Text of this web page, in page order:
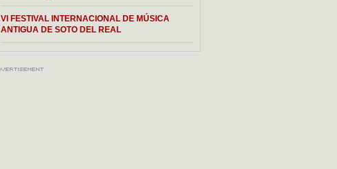
VI FESTIVAL INTERNACIONAL DE MÚSICA
ANTIGUA DE SOTO DEL REAL